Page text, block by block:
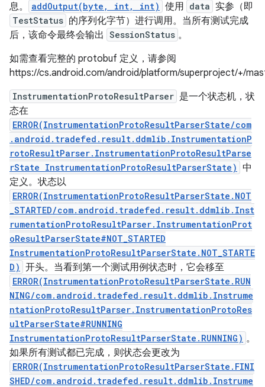
息。
addOutput(byte, int, int) 使用 data 实参（即
TestStatus 的序列化字节）进行调用。当所有测试完成
后，该命令最终会输出 SessionStatus 。
如需查看完整的 protobuf 定义，请参阅
https://cs.android.com/android/platform/superproject/+/
InstrumentationProtoResultParser 是一个状态机，状
态在
ERROR(InstrumentationProtoResultParserState/com
.android.tradefed.result.ddmlib.InstrumentationP
rotoResultParser.InstrumentationProtoResultParse
rState InstrumentationProtoResultParserState) 中
定义。状态以
ERROR(InstrumentationProtoResultParserState.NOT
_STARTED/com.android.tradefed.result.ddmlib.Inst
rumentationProtoResultParser.InstrumentationProt
oResultParserState#NOT_STARTED
InstrumentationProtoResultParserState.NOT_STARTE
D) 开头。当看到第一个测试用例状态时，它会移至
ERROR(InstrumentationProtoResultParserState.RUN
NING/com.android.tradefed.result.ddmlib.Instrume
ntationProtoResultParser.InstrumentationProtoRes
ultParserState#RUNNING
InstrumentationProtoResultParserState.RUNNING) 。
如果所有测试都已完成，则状态会更改为
ERROR(InstrumentationProtoResultParserState.FINI
SHED/com.android.tradefed.result.ddmlib.Instrume